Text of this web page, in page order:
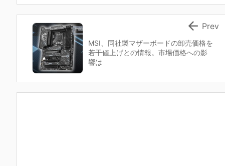
MSI、同社製マザーボードの卸売価格を
若干値上げとの情報。市場価格への影
響は
 Prev